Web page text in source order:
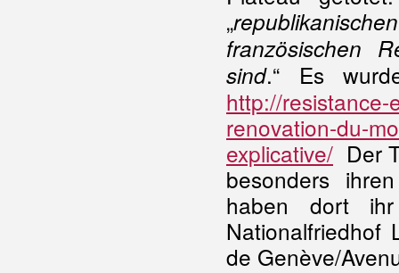
„
französischen
sind.“ Es
http://
renovation-du-
explicative/ Der
besonders
haben dort
de Genève/